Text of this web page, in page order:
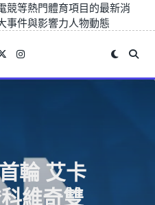
競等熱門體育項目的最新消
事件與影響力人物動態
輪 艾卡
維奇雙